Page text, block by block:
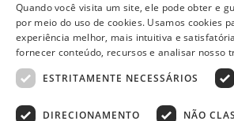
Preços, promoções, condições de pagamento
para compras no site. Em caso de
carrinho no fechamento do pedido. Vendas
© 2022 - PISOLAR | CNPJ: 32.868.002/0004-
Quando você visita um site, ele pode obter e
por meio do uso de cookies. Usamos cookies
experiência melhor, mais intuitiva e
fornecer conteúdo, recursos e analisar nosso
ESTRITAMENTE NECESSÁRIOS
DIRECIONAMENTO NÃO